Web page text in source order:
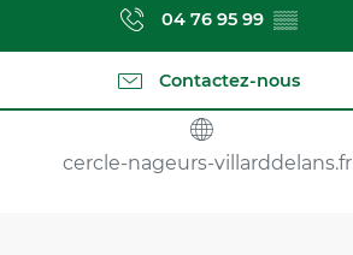
04 76 95 99 ▒▒
Contactez-nous
cercle-nageurs-villarddelans.fr